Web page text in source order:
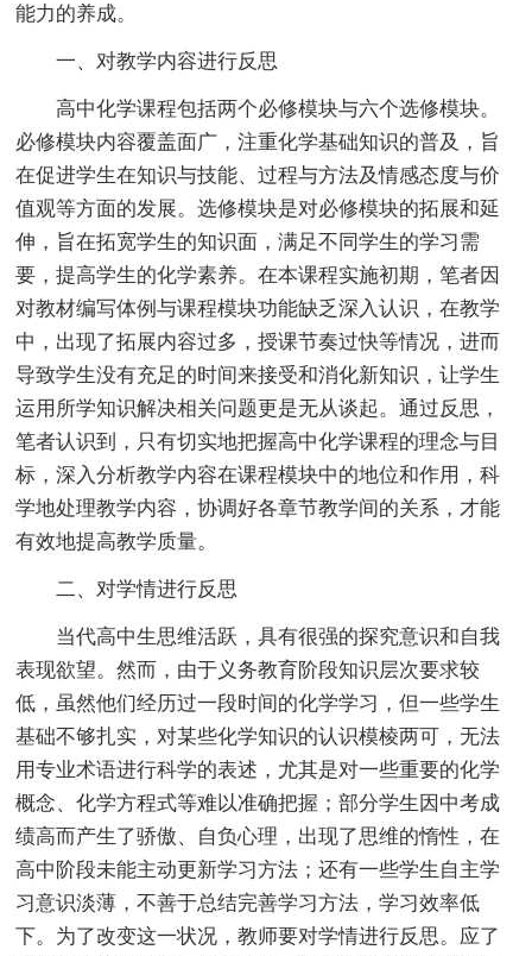
能力的养成。
一、对教学内容进行反思
高中化学课程包括两个必修模块与六个选修模块。
必修模块内容覆盖面广，注重化学基础知识的普及，旨
在促进学生在知识与技能、过程与方法及情感态度与价
值观等方面的发展。选修模块是对必修模块的拓展和延
伸，旨在拓宽学生的知识面，满足不同学生的学习需
要，提高学生的化学素养。在本课程实施初期，笔者因
对教材编写体例与课程模块功能缺乏深入认识，在教学
中，出现了拓展内容过多，授课节奏过快等情况，进而
导致学生没有充足的时间来接受和消化新知识，让学生
运用所学知识解决相关问题更是无从谈起。通过反思，
笔者认识到，只有切实地把握高中化学课程的理念与目
标，深入分析教学内容在课程模块中的地位和作用，科
学地处理教学内容，协调好各章节教学间的关系，才能
有效地提高教学质量。
二、对学情进行反思
当代高中生思维活跃，具有很强的探究意识和自我
表现欲望。然而，由于义务教育阶段知识层次要求较
低，虽然他们经历过一段时间的化学学习，但一些学生
基础不够扎实，对某些化学知识的认识模棱两可，无法
用专业术语进行科学的表述，尤其是对一些重要的化学
概念、化学方程式等难以准确把握；部分学生因中考成
绩高而产生了骄傲、自负心理，出现了思维的惰性，在
高中阶段未能主动更新学习方法；还有一些学生自主学
习意识淡薄，不善于总结完善学习方法，学习效率低
下。为了改变这一状况，教师要对学情进行反思。应了